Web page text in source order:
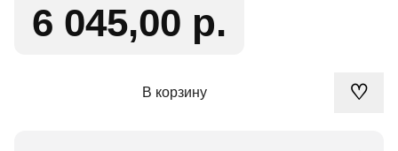
6 045,00 р.
В корзину ♡